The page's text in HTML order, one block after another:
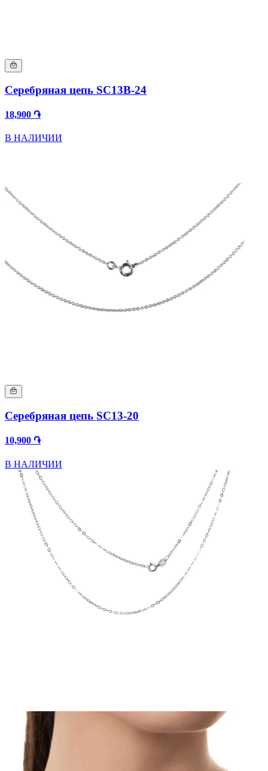
Серебряная цепь SC13B-24
18,900 ֏
В НАЛИЧИИ
Серебряная цепь SC13-20
10,900 ֏
В НАЛИЧИИ